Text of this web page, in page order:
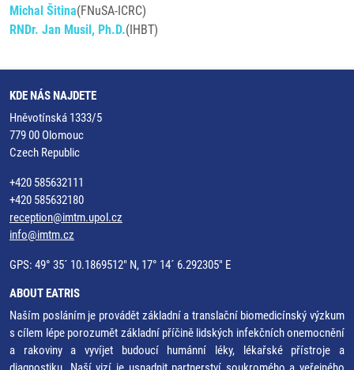
Michal Šitina(FNuSA-ICRC)
RNDr. Jan Musil, Ph.D.(IHBT)
KDE NÁS NAJDETE
Hněvotínská 1333/5
779 00 Olomouc
Czech Republic
+420 585632111
+420 585632180
reception@imtm.upol.cz
info@imtm.cz
GPS: 49° 35´ 10.1869512" N, 17° 14´ 6.292305" E
ABOUT EATRIS
Naším posláním je provádět základní a translační biomedicínský výzkum
s cílem lépe porozumět základní příčině lidských infekčních onemocnění
a rakoviny a vyvíjet budoucí humánní léky, lékařské přístroje a